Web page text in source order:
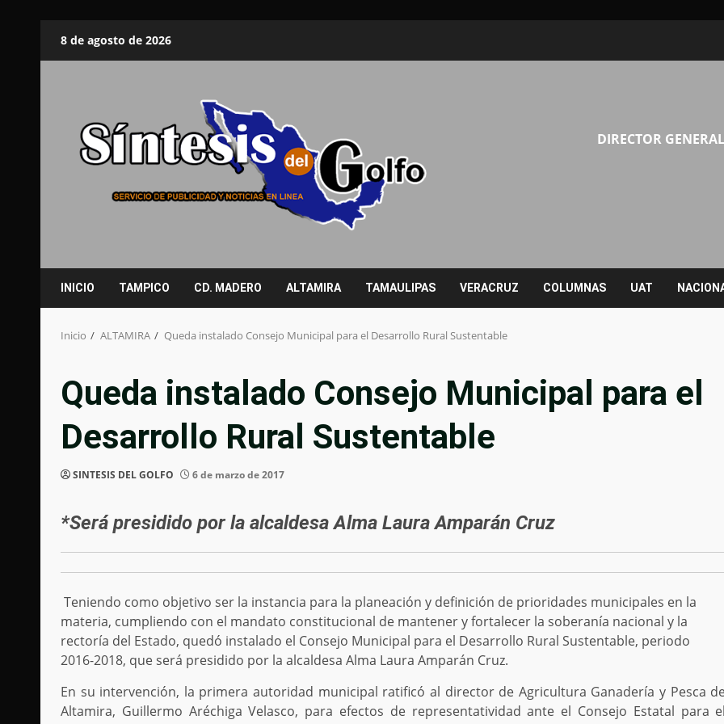
8 de agosto de 2026
DIRECTOR
INICIO TAMPICO CD. MADERO ALTAMIRA TAMAULIPAS VERACRUZ COLUMNAS UAT
Inicio ALTAMIRA Queda instalado Consejo Municipal para el Desarrollo Rural Sustentable
Queda instalado Consejo Municipal para el
Desarrollo Rural Sustentable
SINTESIS DEL GOLFO 6 de marzo de 2017
*Será presidido por la alcaldesa Alma Laura Amparán Cruz
Teniendo como objetivo ser la instancia para la planeación y definición de prioridades municipales en la
materia, cumpliendo con el mandato constitucional de mantener y fortalecer la soberanía nacional y la
rectoría del Estado, quedó instalado el Consejo Municipal para el Desarrollo Rural Sustentable, periodo
2016-2018, que será presidido por la alcaldesa Alma Laura Amparán Cruz.
En su intervención, la primera autoridad municipal ratificó al director de Agricultura Ganadería y Pesca
Altamira, Guillermo Aréchiga Velasco, para efectos de representatividad ante el Consejo Estatal para